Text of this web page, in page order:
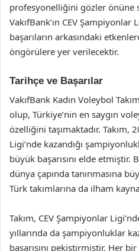
profesyonelliğini gözler önüne
VakıfBank’ın CEV Şampiyonlar
başarıların arkasındaki
öngörülere yer verilecektir.
Tarihçe ve Başarılar
VakıfBank Kadın Voleybol
olup, Türkiye’nin en saygın
özelliğini taşımaktadır. Takım,
Ligi’nde kazandığı
büyük başarısını elde etmiştir.
dünya çapında tanınmasına
Türk takımlarına da ilham
Takım, CEV Şampiyonlar
yıllarında da şampiyonluklar
başarısını pekiştirmiştir. Her